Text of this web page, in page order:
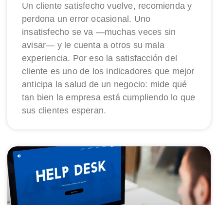
Un cliente satisfecho vuelve, recomienda y
perdona un error ocasional. Uno
insatisfecho se va —muchas veces sin
avisar— y le cuenta a otros su mala
experiencia. Por eso la satisfacción del
cliente es uno de los indicadores que mejor
anticipa la salud de un negocio: mide qué
tan bien la empresa está cumpliendo lo que
sus clientes esperan.